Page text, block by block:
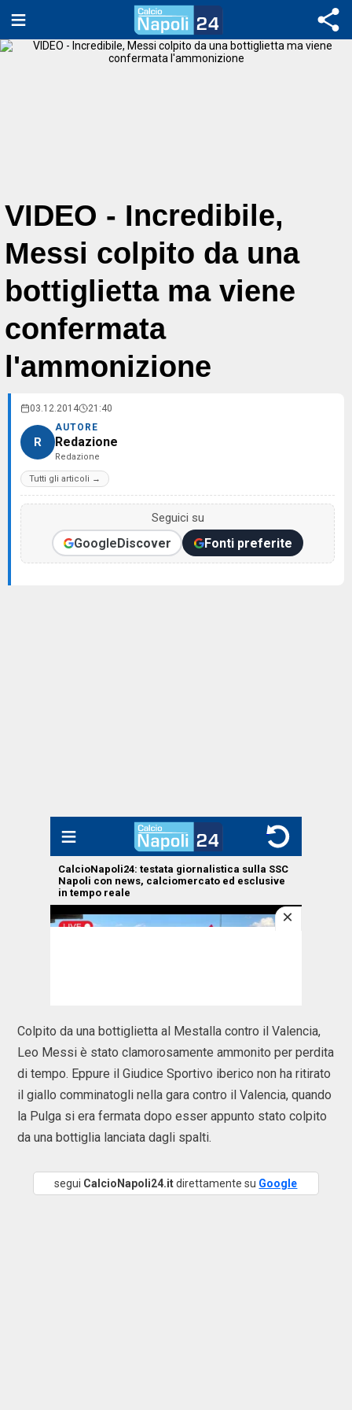
VIDEO - Incredibile,
Messi colpito da una
bottiglietta ma viene
confermata
l'ammonizione
03.12.2014 21:40
R
AUTORE
Redazione
Redazione
Tutti gli articoli →
Seguici su
GoogleDiscover Fonti preferite
Colpito da una bottiglietta al Mestalla contro il Valencia,
Leo Messi è stato clamorosamente ammonito per perdita
di tempo. Eppure il Giudice Sportivo iberico non ha ritirato
il giallo comminatogli nella gara contro il Valencia, quando
la Pulga si era fermata dopo esser appunto stato colpito
da una bottiglia lanciata dagli spalti.
segui CalcioNapoli24.itdirettamente su Google